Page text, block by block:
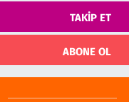
TAKIP ET
ABONE OL